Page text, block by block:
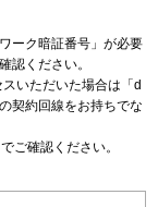
ーク暗証番号」が必要
認ください。
いただいた場合は「d
契約回線をお持ちでな
でご確認ください。